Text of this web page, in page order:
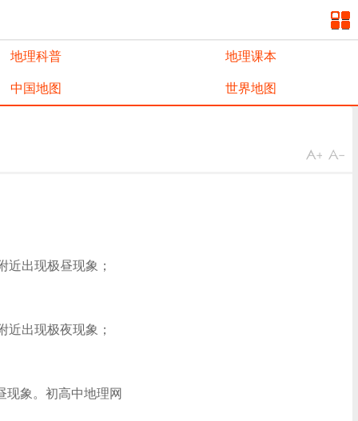
地理科普 地理课本
中国地图 世界地图
出现极昼现象；
出现极夜现象；
象。 初高中地理网